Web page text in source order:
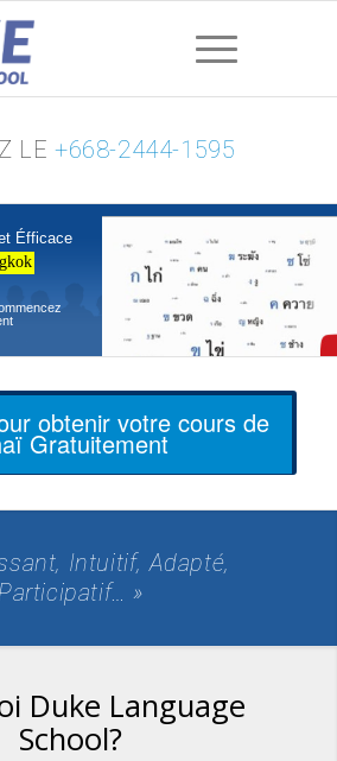
LE+668-2444-1595
Éfficace
obtenir votre cours de
Gratuitement
Intuitif, Adapté,
Participatif… »
Duke Language
School?